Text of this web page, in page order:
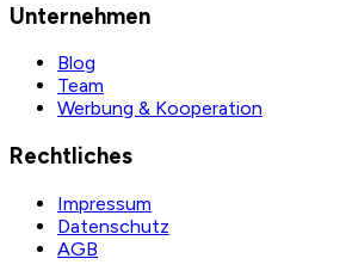
Unternehmen
Blog
Team
Werbung & Kooperation
Rechtliches
Impressum
Datenschutz
AGB